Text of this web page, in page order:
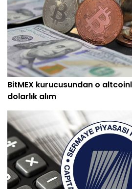
BitMEX kurucusundan o
dolarlık alım